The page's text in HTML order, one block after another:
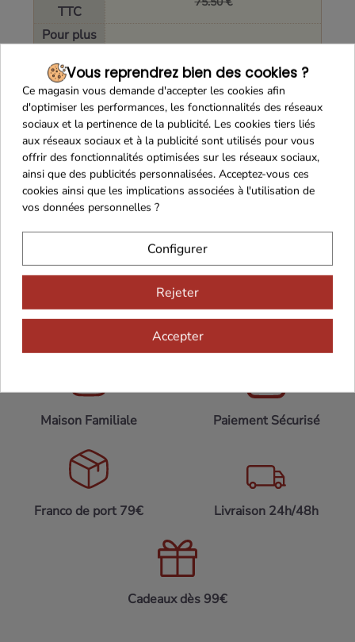
TTC
Pour plus
colis
De 200 à
399 colis
38.50 €(35.28 € HT)
De 100 à
199 colis
39.55 €(36.28 € HT)
De 35 à 99
colis
41.85 €(38.46 € HT)
44.30 €(40.78 € HT)
Maison Familiale Paiement Sécurisé
Franco de port 79€ Livraison 24h/48h
Cadeaux dès 99€
Vous reprendrez bien des cookies ?
Ce magasin vous demande d'accepter les cookies afin
d'optimiser les performances, les fonctionnalités des réseaux
sociaux et la pertinence de la publicité. Les cookies tiers liés
aux réseaux sociaux et à la publicité sont utilisés pour vous
offrir des fonctionnalités optimisées sur les réseaux sociaux,
ainsi que des publicités personnalisées. Acceptez-vous ces
cookies ainsi que les implications associées à l'utilisation de
vos données personnelles ?
Configurer
Rejeter
Accepter